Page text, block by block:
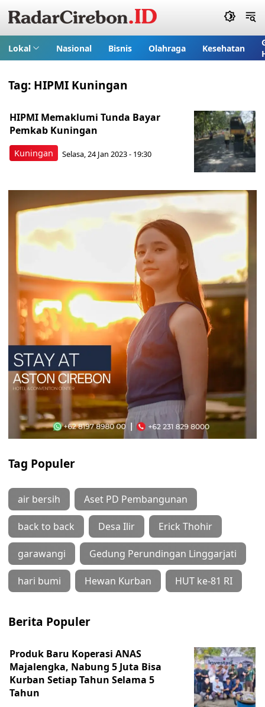
Lokal Nasional Bisnis Olahraga Kesehatan
Tag: HIPMI Kuningan
Kuningan
HIPMI Memaklumi Tunda Bayar
Pemkab Kuningan
Selasa, 24 Jan 2023 - 19:30
Tag Populer
air bersih Aset PD Pembangunan
back to back Desa Ilir Erick Thohir
garawangi Gedung Perundingan Linggarjati
hari bumi Hewan Kurban HUT ke-81 RI
Berita Populer
Produk Baru Koperasi ANAS
Majalengka, Nabung 5 Juta Bisa
Kurban Setiap Tahun Selama 5
Tahun